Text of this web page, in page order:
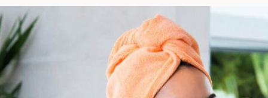
סלבס
ערוצים נוספים
המגזין